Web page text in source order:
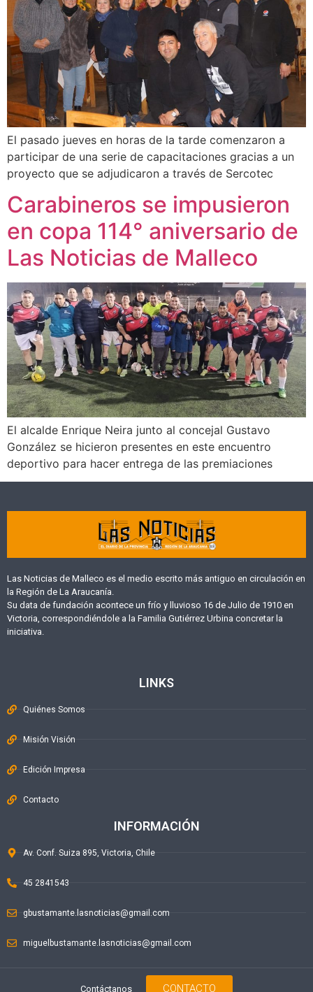
El pasado jueves en horas de la tarde comenzaron a
participar de una serie de capacitaciones gracias a un
proyecto que se adjudicaron a través de Sercotec
Carabineros se impusieron
en copa 114° aniversario de
Las Noticias de Malleco
El alcalde Enrique Neira junto al concejal Gustavo
González se hicieron presentes en este encuentro
deportivo para hacer entrega de las premiaciones
Las Noticias de Malleco es el medio escrito más antiguo en circulación en
la Región de La Araucanía.
Su data de fundación acontece un frío y lluvioso 16 de Julio de 1910 en
Victoria, correspondiéndole a la Familia Gutiérrez Urbina concretar la
iniciativa.
LINKS
Quiénes Somos
Misión Visión
Edición Impresa
Contacto
INFORMACIÓN
Av. Conf. Suiza 895, Victoria, Chile
45 2841543
gbustamante.lasnoticias@gmail.com
miguelbustamante.lasnoticias@gmail.com
Contáctanos CONTACTO